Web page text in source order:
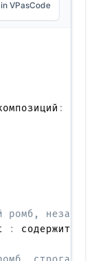
VPasCode
:
: содержит